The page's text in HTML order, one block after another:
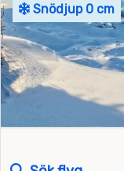
Snödjup 0 cm